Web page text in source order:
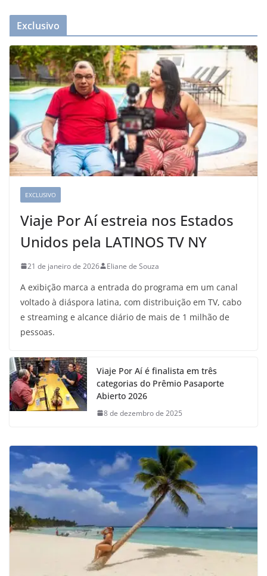
Exclusivo
EXCLUSIVO
Viaje Por Aí estreia nos Estados
Unidos pela LATINOS TV NY
21 de janeiro de 2026 Eliane de Souza
A exibição marca a entrada do programa em um canal
voltado à diáspora latina, com distribuição em TV, cabo
e streaming e alcance diário de mais de 1 milhão de
pessoas.
Viaje Por Aí é finalista em três
categorias do Prêmio Pasaporte
Abierto 2026
8 de dezembro de 2025